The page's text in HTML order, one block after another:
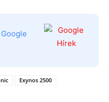
Exynos 2500